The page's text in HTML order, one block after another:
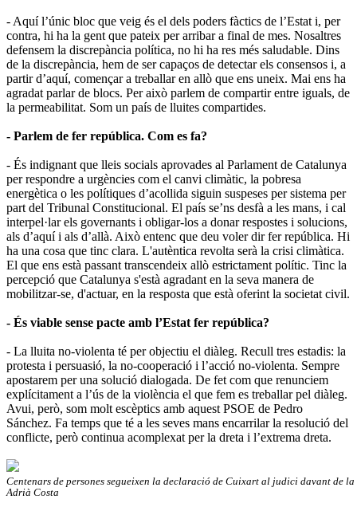
- Aquí l’únic bloc que veig és el dels poders fàctics de l’Estat i, per
contra, hi ha la gent que pateix per arribar a final de mes. Nosaltres
defensem la discrepància política, no hi ha res més saludable. Dins
de la discrepància, hem de ser capaços de detectar els consensos i, a
partir d’aquí, començar a treballar en allò que ens uneix. Mai ens ha
agradat parlar de blocs. Per això parlem de compartir entre iguals, de
la permeabilitat. Som un país de lluites compartides.
- Parlem de fer república. Com es fa?
- És indignant que lleis socials aprovades al Parlament de Catalunya
per respondre a urgències com el canvi climàtic, la pobresa
energètica o les polítiques d’acollida siguin suspeses per sistema per
part del Tribunal Constitucional. El país se’ns desfà a les mans, i cal
interpel·lar els governants i obligar-los a donar respostes i solucions,
als d’aquí i als d’allà. Això entenc que deu voler dir fer república. Hi
ha una cosa que tinc clara. L'autèntica revolta serà la crisi climàtica.
El que ens està passant transcendeix allò estrictament polític. Tinc la
percepció que Catalunya s'està agradant en la seva manera de
mobilitzar-se, d'actuar, en la resposta que està oferint la societat civil.
- És viable sense pacte amb l’Estat fer república?
- La lluita no-violenta té per objectiu el diàleg. Recull tres estadis: la
protesta i persuasió, la no-cooperació i l’acció no-violenta. Sempre
apostarem per una solució dialogada. De fet com que renunciem
explícitament a l’ús de la violència el que fem es treballar pel diàleg.
Avui, però, som molt escèptics amb aquest PSOE de Pedro
Sánchez. Fa temps que té a les seves mans encarrilar la resolució del
conflicte, però continua acomplexat per la dreta i l’extrema dreta.
Centenars de persones segueixen la declaració de Cuixart al judici davant de la
Adrià Costa